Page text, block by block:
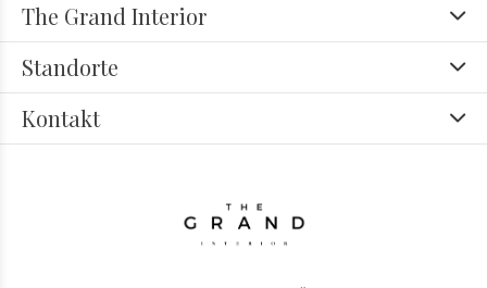
The Grand Interior
Standorte
Kontakt